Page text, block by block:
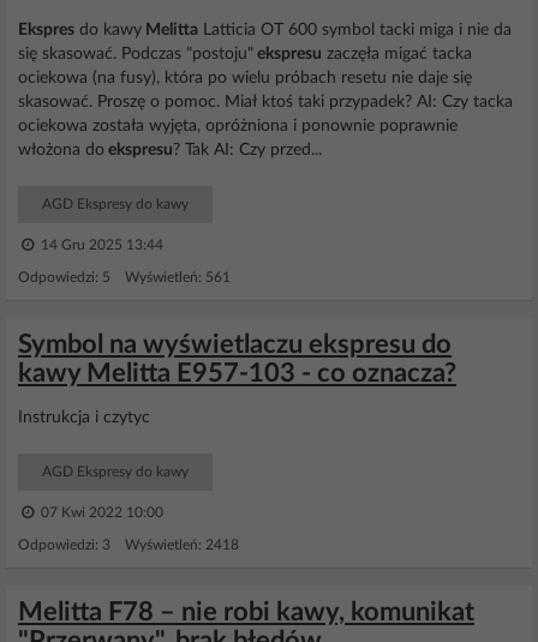
Ekspres do kawy Melitta Latticia OT 600 symbol tacki miga i nie da
się skasować. Podczas "postoju" ekspresu zaczęła migać tacka
ociekowa (na fusy), która po wielu próbach resetu nie daje się
skasować. Proszę o pomoc. Miał ktoś taki przypadek? AI: Czy tacka
ociekowa została wyjęta, opróżniona i ponownie poprawnie
włożona do ekspresu? Tak AI: Czy przed...
AGD Ekspresy do kawy
14 Gru 2025 13:44
Odpowiedzi: 5 Wyświetleń: 561
Symbol na wyświetlaczu ekspresu do
kawy Melitta E957-103 - co oznacza?
Instrukcja i czytyc
AGD Ekspresy do kawy
07 Kwi 2022 10:00
Odpowiedzi: 3 Wyświetleń: 2418
Melitta F78 – nie robi kawy, komunikat